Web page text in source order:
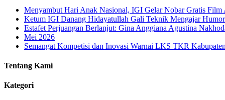
Menyambut Hari Anak Nasional, IGI Gelar Nobar Gratis
Ketum IGI Danang Hidayatullah Gali Teknik Mengajar
Estafet Perjuangan Berlanjut: Gina Anggiana Agustina
Mei 2026
Semangat Kompetisi dan Inovasi Warnai LKS TKR
Tentang Kami
Kategori